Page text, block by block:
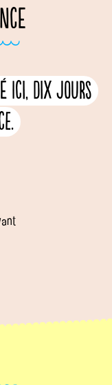
ici, dix jours